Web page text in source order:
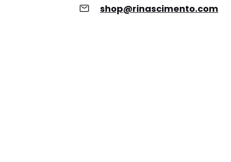
shop@rinascimento.com